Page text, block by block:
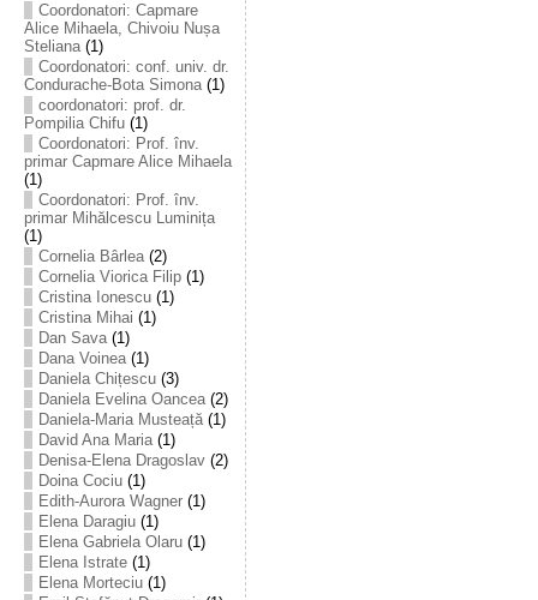
Coordonatori: Capmare
Alice Mihaela, Chivoiu Nușa
Steliana(1)
Coordonatori: conf. univ. dr.
Condurache-Bota Simona(1)
coordonatori: prof. dr.
Pompilia Chifu(1)
Coordonatori: Prof. înv.
primar Capmare Alice Mihaela
(1)
Coordonatori: Prof. înv.
primar Mihălcescu Luminița
(1)
Cornelia Bârlea(2)
Cornelia Viorica Filip(1)
Cristina Ionescu(1)
Cristina Mihai (1)
Dan Sava(1)
Dana Voinea(1)
Daniela Chițescu(3)
Daniela Evelina Oancea(2)
Daniela-Maria Musteață(1)
David Ana Maria(1)
Denisa-Elena Dragoslav(2)
Doina Cociu(1)
Edith-Aurora Wagner(1)
Elena Daragiu(1)
Elena Gabriela Olaru(1)
Elena Istrate(1)
Elena Morteciu(1)